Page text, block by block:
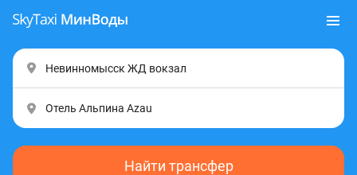
Найти трансфер